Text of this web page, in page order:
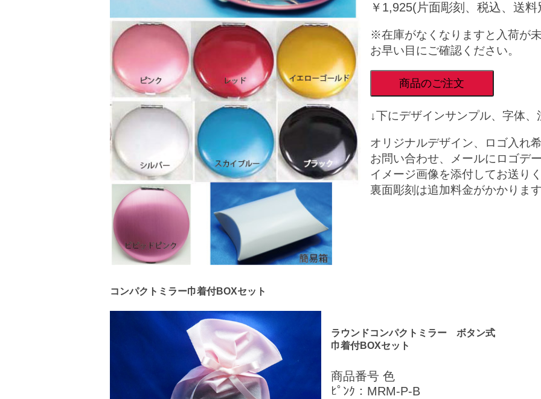
￥1,925(片面彫刻、税込、送
※在庫がなくなりますと入荷が
お早い目にご確認ください。
商品のご注文
↓下にデザインサンプル、字体
オリジナルデザイン、ロゴ入れ
お問い合わせ、メールにロゴデ
イメージ画像を添付してお送り
裏面彫刻は追加料金がかかりま
コンパクトミラー巾着付BOXセット
ラウンドコンパクトミラー ボタン式
巾着付BOXセット
商品番号 色
ﾋﾟﾝｸ：MRM‐P-B